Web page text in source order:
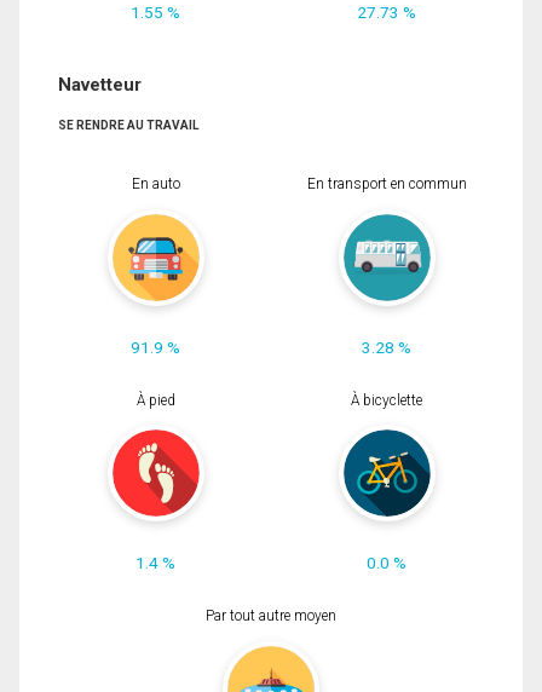
1.55 % 27.73 %
Navetteur
SE RENDRE AU TRAVAIL
En auto
91.9 %
En transport en commun
3.28 %
À pied
1.4 %
À bicyclette
0.0 %
Par tout autre moyen